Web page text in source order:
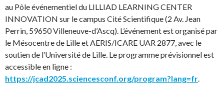
au Pôle événementiel du LILLIAD LEARNING CENTER
INNOVATION sur le campus Cité Scientifique (2 Av. Jean
Perrin, 59650 Villeneuve-d’Ascq). L’événement est organisé par
le Mésocentre de Lille et AERIS/ICARE UAR 2877, avec le
soutien de l’Université de Lille. Le programme prévisionnel est
accessible en ligne :
https://jcad2025.sciencesconf.org/program?lang=fr.